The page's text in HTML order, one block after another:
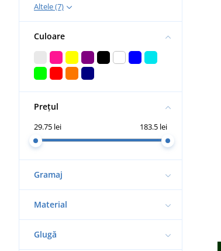
Altele (7)
Culoare
Prețul
29.75 lei 183.5 lei
Gramaj
Material
Glugă